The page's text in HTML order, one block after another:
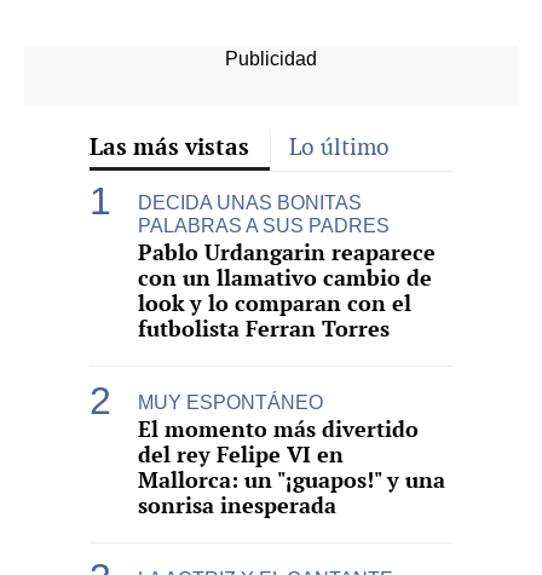
Las más vistas Lo último
DECIDA UNAS BONITAS
PALABRAS A SUS PADRES
Pablo Urdangarin reaparece
con un llamativo cambio de
look y lo comparan con el
futbolista Ferran Torres
MUY ESPONTÁNEO
El momento más divertido
del rey Felipe VI en
Mallorca: un "¡guapos!" y una
sonrisa inesperada